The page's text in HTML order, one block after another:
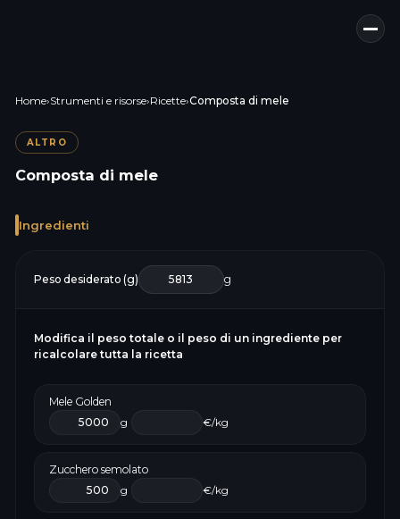
Home›Strumenti e risorse›Ricette›Composta di mele
ALTRO
Composta di mele
Ingredienti
Peso desiderato (g) g
Modifica il peso totale o il peso di un ingrediente per
ricalcolare tutta la ricetta
Mele Golden
g
€/kg
Zucchero semolato
g
€/kg